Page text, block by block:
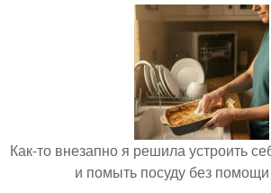
Как-то внезапно я решила устроить
и помыть посуду без помощи